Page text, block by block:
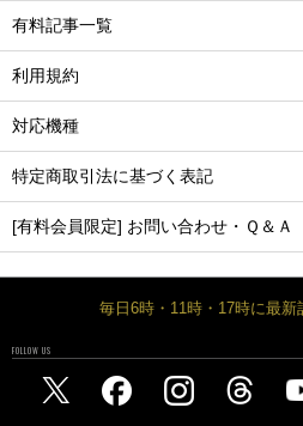
有料記事一覧
利用規約
対応機種
特定商取引法に基づく表記
[有料会員限定] お問い合わせ・Ｑ＆Ａ
毎日6時・11時・17時に最新
FOLLOW US